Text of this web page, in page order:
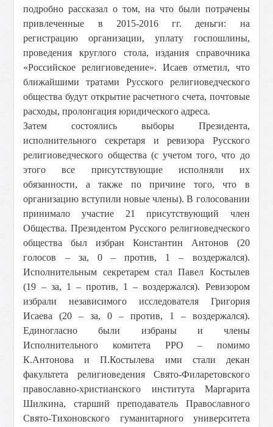
подробно рассказал о том, на что были потрачены
привлеченные в 2015-2016 гг. деньги: на
регистрацию организации, уплату госпошлины,
проведения круглого стола, издания справочника
«Российское религиоведение». Исаев отметил, что
ближайшими тратами Русского религиоведческого
общества будут открытие расчетного счета, почтовые
расходы, пролонгация юридического адреса.
Затем состоялись выборы Президента,
исполнительного секретаря и ревизора Русского
религиоведческого общества (с учетом того, что до
этого все присутствующие исполняли их
обязанности, а также по причине того, что в
организацию вступили новые члены). В голосовании
принимало участие 21 присутствующий член
Общества. Президентом Русского религиоведческого
общества был избран Константин Антонов (20
голосов – за, 0 – против, 1 – воздержался).
Исполнительным секретарем стал Павел Костылев
(19 – за, 1 – против, 1 – воздержался). Ревизором
избрали независимого исследователя Григория
Исаева (20 – за, 0 – против, 1 – воздержался).
Единогласно были избраны и члены
Исполнительного комитета РРО – помимо
К.Антонова и П.Костылева ими стали декан
факультета религиоведения Свято-Филаретовского
православно-христианского института Маргарита
Шилкина, старший преподаватель Православного
Свято-Тихоновского гуманитарного университета